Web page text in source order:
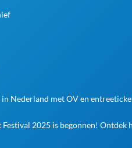
in Nederland met OV en
2025 is begonnen! Ontdek